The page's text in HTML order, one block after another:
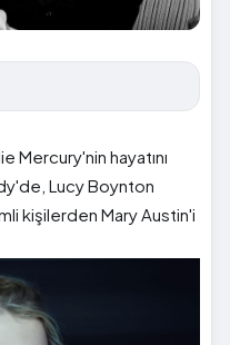
Mercury'nin hayatını
Lucy Boynton
kişilerden Mary Austin'i